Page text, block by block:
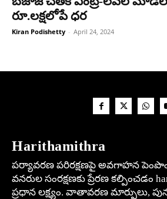
రూ.లక్షలోపే ధర
Kiran Podishetty - April 24, 2024
Harithamithra
పర్యావరణ పరిరక్షణపై అవగాహన
వనరుల సంరక్షణకు ప్రేరణ కల్పించడం
ప్రధాన లక్ష్యం. వాతావరణ మార్పులు,